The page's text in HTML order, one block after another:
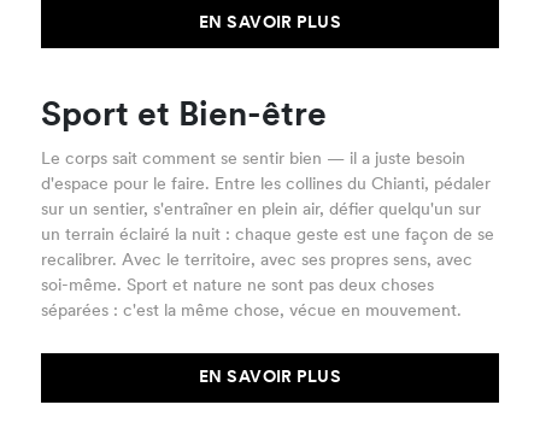
EN SAVOIR PLUS
Sport et Bien-être
Le corps sait comment se sentir bien — il a juste besoin
d'espace pour le faire. Entre les collines du Chianti, pédaler
sur un sentier, s'entraîner en plein air, défier quelqu'un sur
un terrain éclairé la nuit : chaque geste est une façon de se
recalibrer. Avec le territoire, avec ses propres sens, avec
soi-même. Sport et nature ne sont pas deux choses
séparées : c'est la même chose, vécue en mouvement.
EN SAVOIR PLUS